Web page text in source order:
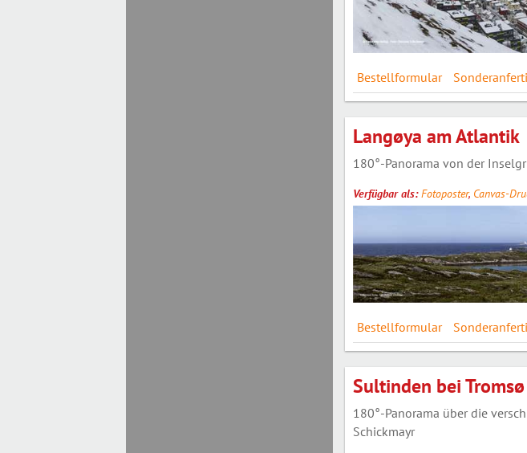
Bestellformular
Langøya am Atlantik
180°-Panorama von der
Verfügbar als:Fotoposter, Canvas-
Bestellformular
Sultinden bei Tromsø
180°-Panorama über die
Schickmayr